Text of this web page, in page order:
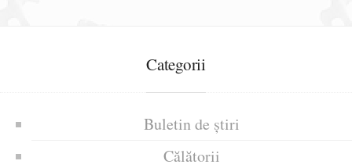
Categorii
Buletin de știri
Călătorii